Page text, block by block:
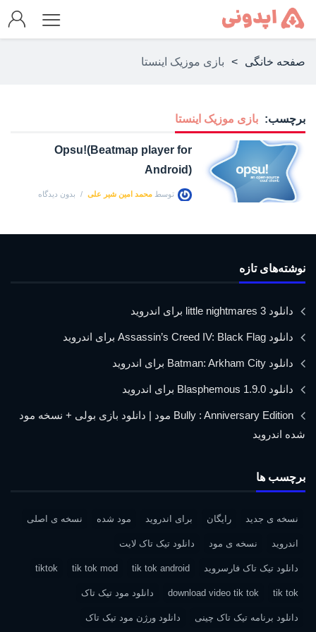
صفحه خانگی > بازی موزیک اینستا
برچسب: بازی موزیک اینستا
Opsu!(Beatmap player for
Android)
توسط محمد امین شیر علی بدون دیدگاه
نوشته‌های تازه
دانلود little nightmares 3 برای اندروید
دانلود Assassin’s Creed IV: Black Flag برای اندروید
دانلود Batman: Arkham City برای اندروید
دانلود Blasphemous 1.9.0 برای اندروید
Bully : Anniversary Edition مود | دانلود بازی بولی + نسخه مود
شده اندروید
برچسب ها
نسخه ی جدید رایگان برای اندروید مود شده نسخه ی اصلی
اندروید نسخه ی مود دانلود تیک تاک لایت
دانلود تیک تاک فارسروید tik tok android
tik tok mod
tiktok
tik tok
download video tik tok دانلود مود تیک تاک
دانلود برنامه تیک تاک چینی دانلود ورژن مود تیک تاک